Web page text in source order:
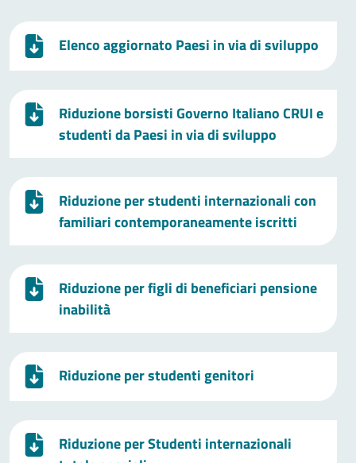
Elenco aggiornato Paesi in via di sviluppo
Riduzione borsisti Governo Italiano CRUI e
studenti da Paesi in via di sviluppo
Riduzione per studenti internazionali con
familiari contemporaneamente iscritti
Riduzione per figli di beneficiari pensione
inabilità
Riduzione per studenti genitori
Riduzione per Studenti internazionali